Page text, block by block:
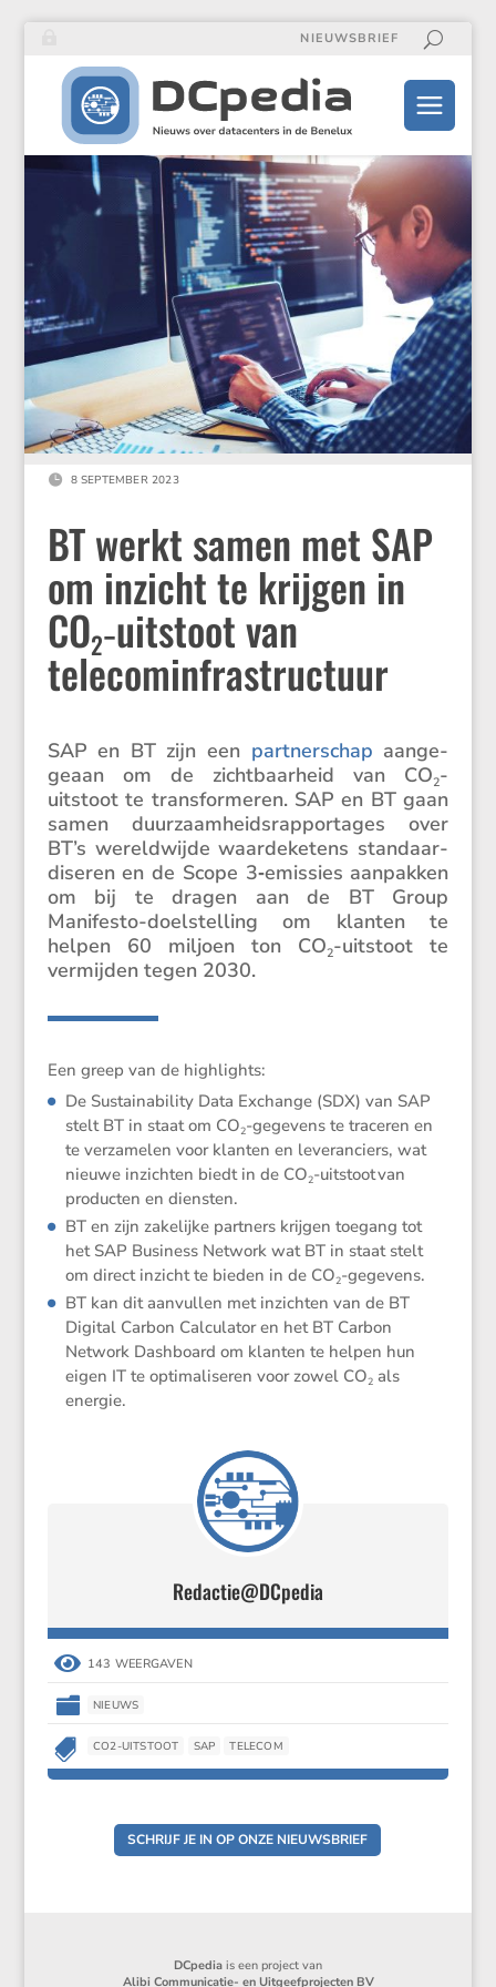
NIEUWSBRIEF
 8 SEPTEMBER 2023
BT werkt samen met SAP
om inzicht te krijgen in
CO2‑uitstoot van
telecominfrastructuur
SAP en BT zijn een partner­schap aange­
geaan om de zicht­baar­heid van CO2-
uitstoot te trans­for­meren. SAP en BT gaan
samen duurzaam­heids­rap­por­tages over
BT’s wereld­wijde waarde­ke­tens standaar­
di­seren en de Scope 3‑emissies aanpakken
om bij te dragen aan de BT Group
Manifesto-doelstel­ling om klanten te
helpen 60 miljoen ton CO2-uitstoot te
vermijden tegen 2030.
Een greep van de highlights:
De Sustai­na­bi­lity Data Exchange (SDX) van SAP
stelt BT in staat om CO2-gegevens te traceren en
te verza­melen voor klanten en leveran­ciers, wat
nieuwe inzichten biedt in de CO2-uitstootvan
producten en diensten.
BT en zijn zakelijke partners krijgen toegang tot
het SAP Business Network wat BT in staat stelt
om direct inzicht te bieden in de CO2-gegevens.
BT kan dit aanvullen met inzichten van de BT
Digital Carbon Calcu­lator en het BT Carbon
Network Dashboard om klanten te helpen hun
eigen IT te optima­li­seren voor zowel CO2 als
energie.
Redactie@DCpedia
 143 WEERGAVEN
 NIEUWS
 CO2-UITSTOOT SAP TELECOM
SCHRIJF JE IN OP ONZE NIEUWSBRIEF
DCpedia is een project van
Alibi Communicatie- en Uitgeefprojecten BV